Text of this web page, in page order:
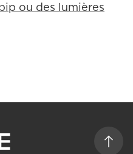
ou des lumières